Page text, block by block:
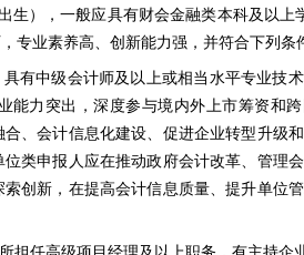
生），一般应具有财会金融类本科及以上
专业素养高、创新能力强，并符合下列条
有中级会计师及以上或相当水平专业技
能力突出，深度参与境内外上市筹资和
、会计信息化建设、促进企业转型升级
类申报人应在推动政府会计改革、管理会
创新，在提高会计信息质量、提升单位